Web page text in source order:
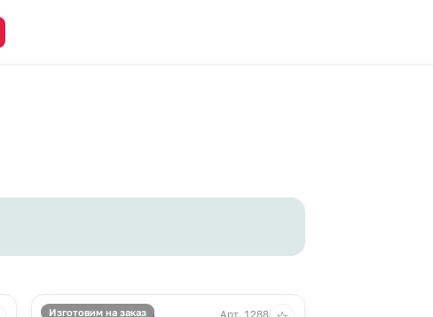
Изготовим на заказ Арт. 12880.50